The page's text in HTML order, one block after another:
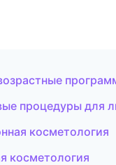
процедуры для
косметология
косметология